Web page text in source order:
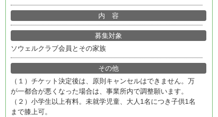
内 容
募集対象
ソウェルクラブ会員とその家族
その他
（１）チケット決定後は、原則キャンセルはできません。万
が一都合が悪くなった場合は、事業所内で調整願います。
（２）⼩学⽣以上有料。未就学児童、⼤⼈1名につき⼦供1名
まで膝上可。